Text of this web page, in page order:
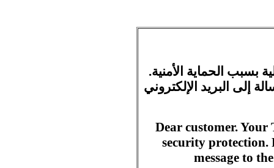
بسبب الحماية الأمنية.
إلى البريد الإلكتروني
Dear customer. Your
security protection.
message to